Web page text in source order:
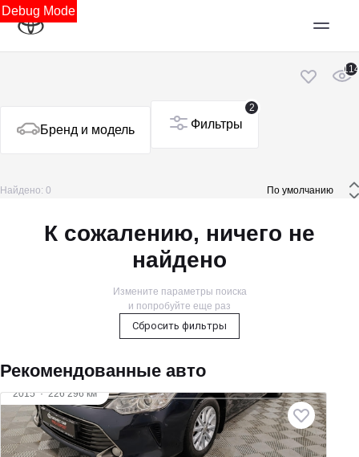
Debug Mode
114
Бренд и модель
2
Фильтры
Найдено: 0
К сожалению, ничего не
найдено
Измените параметры поиска
и попробуйте еще раз
Сбросить фильтры
Рекомендованные авто
2015·226 296 км
Toyota Camry
2 л (150 л.с.), АКПП, бензин, передний